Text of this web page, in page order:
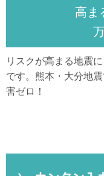
高ま
リスクが高まる地震
です。熊本・大分地
害ゼロ！